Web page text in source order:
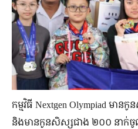
កម្មវិធី Nextgen Olympiad ម
និង​មាន​កូន​សិស្ស​ជាង ២០០ នាក់​